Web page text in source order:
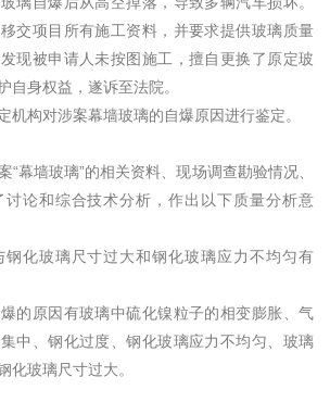
交项目所有施工资料，并要求提供玻璃质量
现被申请人未按图施工，擅自更换了原定玻
自身权益，遂诉至法院。
机构对涉案幕墙玻璃的自爆原因进行鉴定。
“幕墙玻璃”的相关资料、现场调查勘验情况、
论和综合技术分析，作出以下质量分析意
化玻璃尺寸过大和钢化玻璃应力不均匀有
的原因有玻璃中硫化镍粒子的相变膨胀、气
中、钢化过度、钢化玻璃应力不均匀、玻璃
化玻璃尺寸过大。